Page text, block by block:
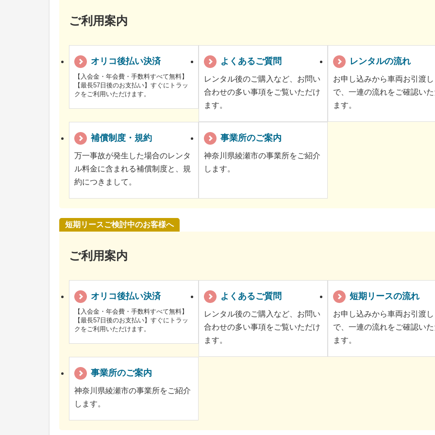
ご利用案内
オリコ後払い決済
【入会金・年会費・手数料すべて無料】
【最長57日後のお支払い】すぐにトラッ
クをご利用いただけます。
よくあるご質問
レンタル後のご購入など、お問い
合わせの多い事項をご覧いただけ
ます。
レンタルの流れ
お申し込みから車両お引渡
で、一連の流れをご確認い
ます。
補償制度・規約
万一事故が発生した場合のレンタ
ル料金に含まれる補償制度と、規
約につきまして。
事業所のご案内
神奈川県綾瀬市の事業所をご紹介
します。
短期リースご検討中のお客様へ
ご利用案内
オリコ後払い決済
【入会金・年会費・手数料すべて無料】
【最長57日後のお支払い】すぐにトラッ
クをご利用いただけます。
よくあるご質問
レンタル後のご購入など、お問い
合わせの多い事項をご覧いただけ
ます。
短期リースの流れ
お申し込みから車両お引渡
で、一連の流れをご確認い
ます。
事業所のご案内
神奈川県綾瀬市の事業所をご紹介
します。